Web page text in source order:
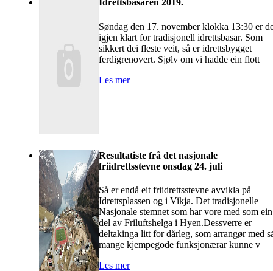
Idrettsbasaren 2019.
Søndag den 17. november klokka 13:30 er
igjen klart for tradisjonell idrettsbasar. Som
sikkert dei fleste veit, så er idrettsbygget
ferdigrenovert. Sjølv om vi hadde ein flott
Les mer
Resultatiste frå det nasjonale
friidrettsstevne onsdag 24. juli
Så er endå eit friidrettsstevne avvikla på
Idrettsplassen og i Vikja. Det tradisjonelle
Nasjonale stemnet som har vore med som ein
del av Friluftshelga i Hyen.Dessverre er
deltakinga litt for dårleg, som arrangør med
mange kjempegode funksjonærar kunne v
Les mer